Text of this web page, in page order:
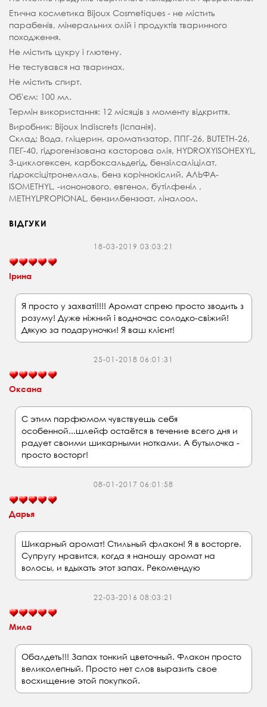
Етична косметика Bijoux Cosmetiques - не містить
парабенів, мінеральних олій і продуктів тваринного
походження.
Не містить цукру і глютену.
Не тестувався на тваринах.
Не містить спирт.
Об'єм: 100 мл.
Термін використання: 12 місяців з моменту відкриття.
Виробник: Bijoux Indiscrets (Іспанія).
Склад: Вода, гліцерин, ароматизатор, ППГ-26, BUTETH-26,
ПЕГ-40, гідрогенізована касторова олія, HYDROXYISOHEXYL,
3-циклогексен, карбоксальдегід, бензілсаліцілат,
гідроксіцітронеллаль, бенз корічнокіслий, АЛЬФА-
ISOMETHYL, -иононового, евгенол, бутілфеніл ,
METHYLPROPIONAL, бензилбензоат, ліналоол.
ВІДГУКИ
18-03-2019 03:03:21
Ірина
Я просто у захваті!!!! Аромат спрею просто зводить з
розуму! Дуже ніжний і водночас солодко-свіжий!
Дякую за подаруночки! Я ваш клієнт!
25-01-2018 06:01:31
Оксана
С этим парфюмом чувствуешь себя
особенной...шлейф остаётся в течение всего дня и
радует своими шикарными нотками. А бутылочка -
просто восторг!
08-01-2017 06:01:58
Дарья
Шикарный аромат! Стильный флакон! Я в восторге.
Супругу нравится, когда я наношу аромат на
волосы, и вдыхать этот запах. Рекомендую
22-03-2016 08:03:21
Мила
Обалдеть!!! Запах тонкий цветочный. Флакон просто
великолепный. Просто нет слов выразить свое
восхищение этой покупкой.